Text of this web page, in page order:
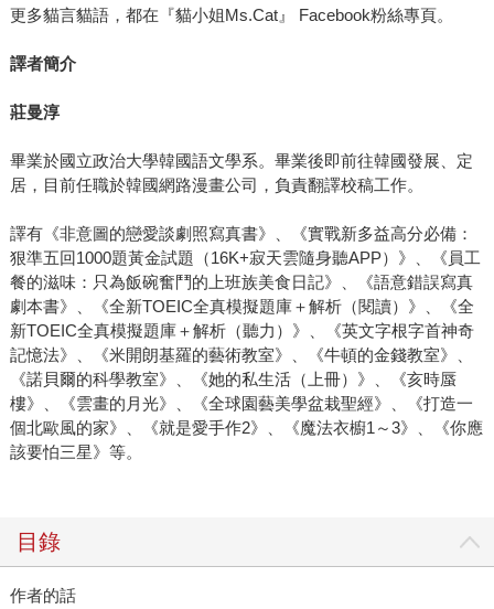
更多貓言貓語，都在『貓小姐Ms.Cat』 Facebook粉絲專頁。
譯者簡介
莊曼淳
畢業於國立政治大學韓國語文學系。畢業後即前往韓國發展、定
居，目前任職於韓國網路漫畫公司，負責翻譯校稿工作。
譯有《非意圖的戀愛談劇照寫真書》、《實戰新多益高分必備：
狠準五回1000題黃金試題（16K+寂天雲隨身聽APP）》、《員工
餐的滋味：只為飯碗奮鬥的上班族美食日記》、《語意錯誤寫真
劇本書》、《全新TOEIC全真模擬題庫＋解析（閱讀）》、《全
新TOEIC全真模擬題庫＋解析（聽力）》、《英文字根字首神奇
記憶法》、《米開朗基羅的藝術教室》、《牛頓的金錢教室》、
《諾貝爾的科學教室》、《她的私生活（上冊）》、《亥時蜃
樓》、《雲畫的月光》、《全球園藝美學盆栽聖經》、《打造一
個北歐風的家》、《就是愛手作2》、《魔法衣櫥1～3》、《你應
該要怕三星》等。
目錄
作者的話